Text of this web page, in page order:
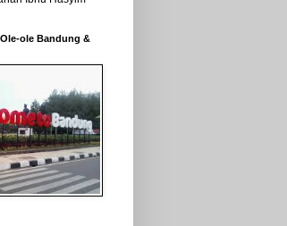
ole Bandung &